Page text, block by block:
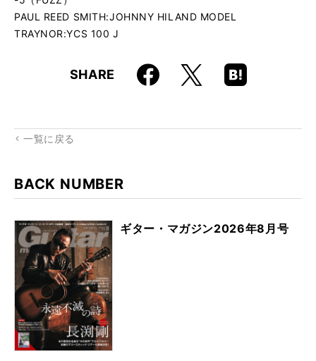
PAUL REED SMITH:JOHNNY HILAND MODEL
TRAYNOR:YCS 100 J
SHARE Faceboo
k
X
Hatena
Boo
一覧に戻る
BACK NUMBER
ギター・マガジン2026年8月号